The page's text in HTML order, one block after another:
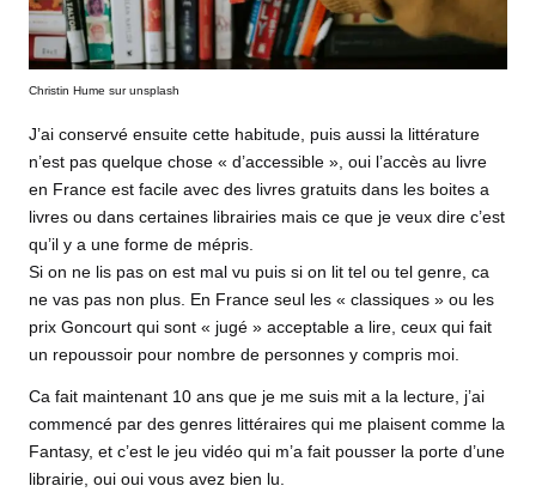
Christin Hume sur unsplash
J’ai conservé ensuite cette habitude, puis aussi la littérature
n’est pas quelque chose « d’accessible », oui l’accès au livre
en France est facile avec des livres gratuits dans les boites a
livres ou dans certaines librairies mais ce que je veux dire c’est
qu’il y a une forme de mépris.
Si on ne lis pas on est mal vu puis si on lit tel ou tel genre, ca
ne vas pas non plus. En France seul les « classiques » ou les
prix Goncourt qui sont « jugé » acceptable a lire, ceux qui fait
un repoussoir pour nombre de personnes y compris moi.
Ca fait maintenant 10 ans que je me suis mit a la lecture, j’ai
commencé par des genres littéraires qui me plaisent comme la
Fantasy, et c’est le jeu vidéo qui m’a fait pousser la porte d’une
librairie, oui oui vous avez bien lu.